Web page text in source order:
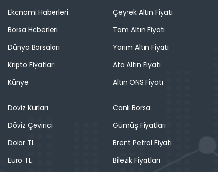
Ekonomi Haberleri
Borsa Haberleri
Dünya Borsaları
Kripto Fiyatları
Künye
Çeyrek Altın Fiyatı
Tam Altın Fiyatı
Yarım Altın Fiyatı
Ata Altın Fiyatı
Altın ONS Fiyatı
Döviz Kurları
Döviz Çevirici
Dolar TL
Euro TL
Canlı Borsa
Gümüş Fiyatları
Brent Petrol Fiyatı
Bilezik Fiyatları